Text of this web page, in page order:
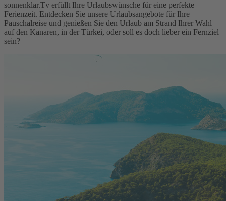
sonnenklar.Tv erfüllt Ihre Urlaubswünsche für eine perfekte
Ferienzeit. Entdecken Sie unsere Urlaubsangebote für Ihre
Pauschalreise und genießen Sie den Urlaub am Strand Ihrer Wahl
auf den Kanaren, in der Türkei, oder soll es doch lieber ein Fernziel
sein?